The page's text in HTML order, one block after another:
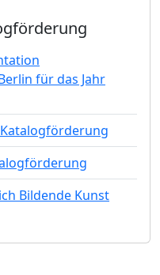
für das Jahr
Bildende Kunst